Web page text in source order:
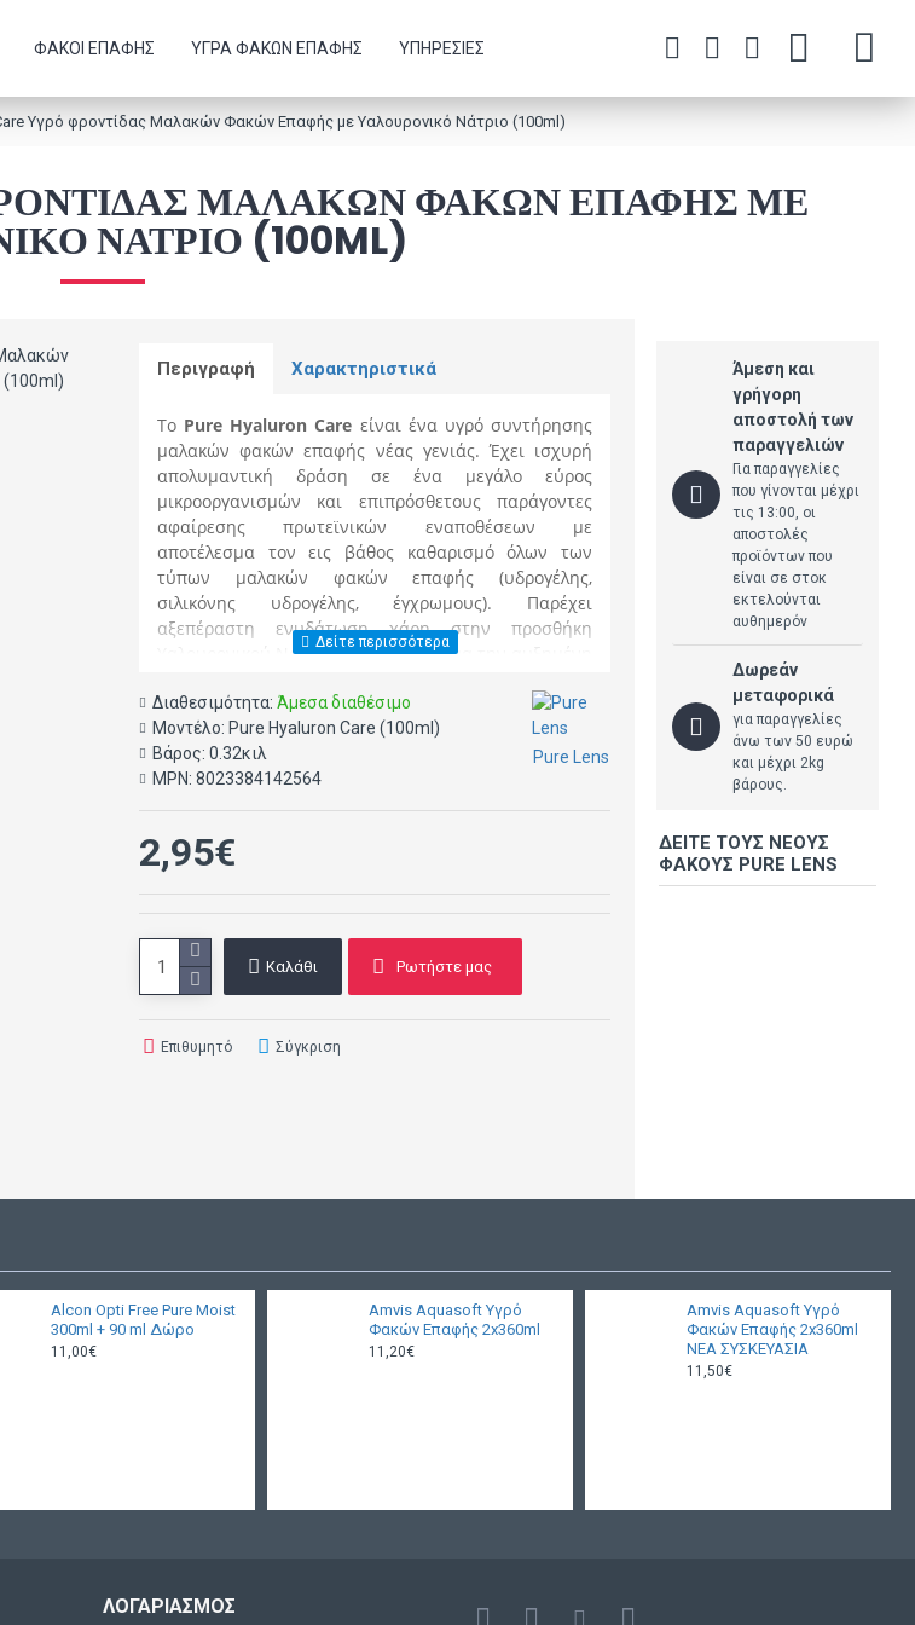
ΦΑΚΟΊ ΕΠΑΦΉΣ ΥΓΡΆ ΦΑΚΏΝ ΕΠΑΦΉΣ ΥΠΗΡΕΣΊΕΣ
Υγρό φροντίδας Μαλακών Φακών Επαφής με Υαλουρονικό Νάτριο (100ml)
ΦΡΟΝΤΊΔΑΣ ΜΑΛΑΚΏΝ ΦΑΚΏΝ ΕΠΑΦΉΣ ΜΕ
ΝΆΤΡΙΟ (100ML)
Περιγραφή Χαρακτηριστικά
Το Pure Hyaluron Care είναι ένα υγρό συντήρησης
μαλακών φακών επαφής νέας γενιάς. Έχει ισχυρή
απολυμαντική δράση σε ένα μεγάλο εύρος
μικροοργανισμών και επιπρόσθετους παράγοντες
αφαίρεσης πρωτεϊνικών εναποθέσεων με
αποτέλεσμα τον εις βάθος καθαρισμό όλων των
τύπων μαλακών φακών επαφής (υδρογέλης,
σιλικόνης υδρογέλης, έγχρωμους). Παρέχει
αξεπέραστη ενυδάτωση χάρη στην προσθήκη
Υαλουρονικού Νατρίου με αποτέλεσμα την αυξημένη
Κάθε συσκευασία περιέχει μία αποστειρωμένη θήκη
φακών επαφής.
Συσκευασία των 100ml .
Pure Hyaluron Care: Το υγρό φροντίδας φακών
επαφής …που θα αγαπήσετε
Διαθεσιμότητα: Άμεσα διαθέσιμο
Μοντέλο: Pure Hyaluron Care (100ml)
Βάρος: 0.32κιλ
MPN: 8023384142564
Pure Lens
2,95€
Καλάθι Ρωτήστε μας
Επιθυμητό Σύγκριση
Άμεση και
γρήγορη
αποστολή των
παραγγελιών
Για παραγγελίες
που γίνονται μέχρι
τις 13:00, οι
αποστολές
προϊόντων που
είναι σε στοκ
εκτελούνται
αυθημερόν
Δωρεάν
μεταφορικά
για παραγγελίες
άνω των 50 ευρώ
και μέχρι 2kg
βάρους.
ΔΕΊΤΕ ΤΟΥΣ ΝΈΟΥΣ
ΦΑΚΟΎΣ PURE LENS
Alcon Opti Free Pure Moist
300ml + 90 ml Δώρο
11,00€
Amvis Aquasoft Υγρό
Φακών Επαφής 2x360ml
11,20€
Amvis Aquasoft Υγρό
Φακών Επαφής 2x360ml
ΝΕΑ ΣΥΣΚΕΥΑΣΙΑ
11,50€
ΛΟΓΑΡΙΑΣΜΌΣ